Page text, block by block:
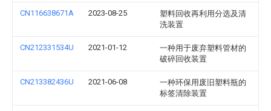
CN116638671A 2023-08-25
塑料回收再利用分选及清
洗装置
CN212331534U 2021-01-12
一种用于废弃塑料管材的
破碎回收装置
CN213382436U 2021-06-08
一种环保用废旧塑料瓶的
标签清除装置